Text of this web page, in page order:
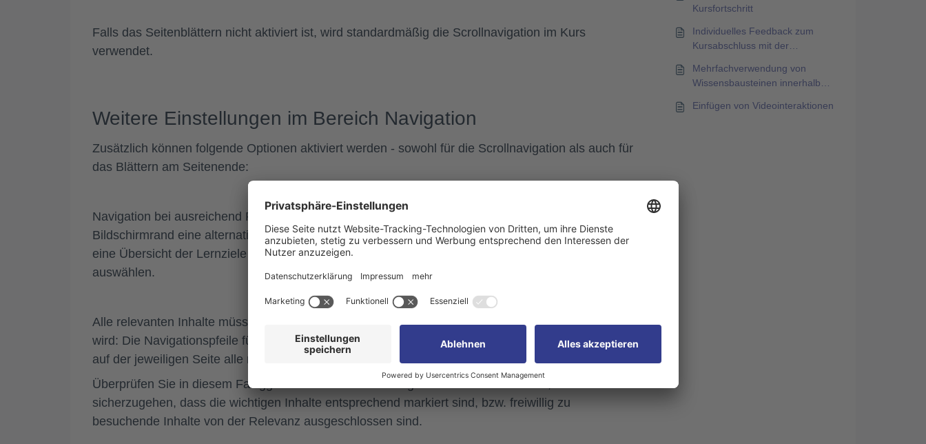
Falls das Seitenblättern nicht aktiviert ist, wird standardmäßig die Scrollnavigation im Kurs
verwendet.
Weitere Einstellungen im Bereich Navigation
Zusätzlich können folgende Optionen aktiviert werden - sowohl für die Scrollnavigation als auch für
das Blättern am Seitenende:
Navigation bei ausreichend Platz im Header anzeigen:Je nach Bildschirmgröße wird am oberen
Bildschirmrand eine alternative Menüdarstellung in Form einer Header-Navigation angezeigt, die
eine Übersicht der Lernziele bietet. Lernende können durch einen Klick ein Lernziel direkt
auswählen.
Alle relevanten Inhalte müssen gesehen sein, bevor Navigation zur nächsten Seite freigeschalten
wird: Die Navigationspfeile für das nächste Element sind für die Lernenden erst dann aktiv, wenn
auf der jeweiligen Seite alle relevanten Inhalte gesehen oder angeklickt wurden.
Überprüfen Sie in diesem Fall ggf. die Relevanzeinstellungen Ihrer Inhaltselemente, um
sicherzugehen, dass die wichtigen Inhalte entsprechend markiert sind, bzw. freiwillig zu
besuchende Inhalte von der Relevanz ausgeschlossen sind.
Kursfortschritt
Individuelles Feedback zum
Kursabschluss mit der
Mehrfachverwendung von
Wissensbausteinen innerhalb
unterstützt
Einfügen von Videointeraktionen